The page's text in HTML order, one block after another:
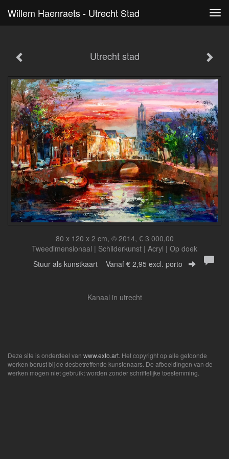
Willem Haenraets - Utrecht Stad
Utrecht stad
80 x 120 x 2 cm, © 2014, € 3 000,00
Tweedimensionaal | Schilderkunst | Acryl | Op doek
Stuur als kunstkaart Vanaf € 2,95 excl. porto
Kanaal in utrecht
Deze site is onderdeel van www.exto.art . Het copyright op alle getoonde
werken berust bij de desbetreffende kunstenaars. De afbeeldingen van de
werken mogen niet gebruikt worden zonder schriftelijke toestemming.